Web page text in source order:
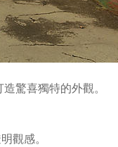
驚喜獨特的外觀。
觀感。